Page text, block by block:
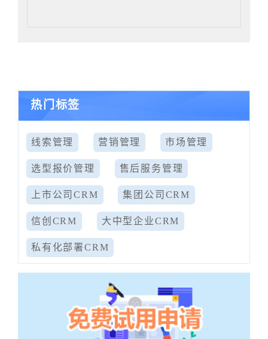
热门标签
线索管理 营销管理 市场管理
选型报价管理 售后服务管理
上市公司CRM 集团公司CRM
信创CRM 大中型企业CRM
私有化部署CRM